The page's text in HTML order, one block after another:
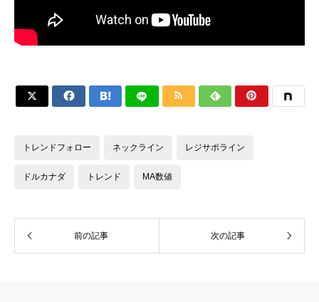
     
トレンドフォロー ネックライン レジサポライン
ドルカナダ トレンド MA数値
前の記事 次の記事